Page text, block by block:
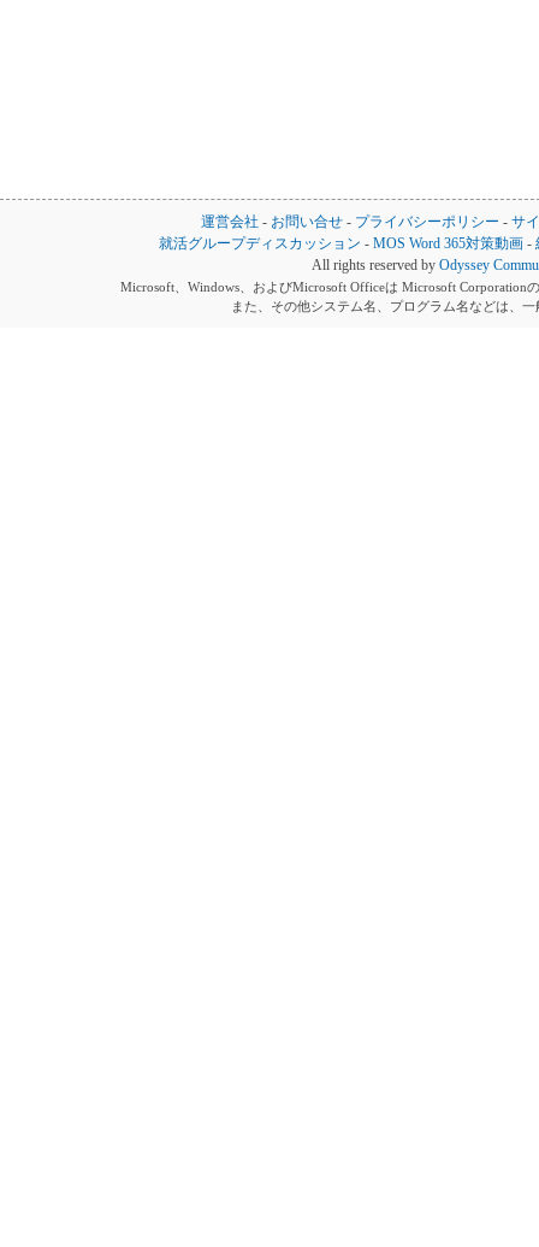
運営会社 - お問い合せ - プライバシーポリシー - サ
就活グループディスカッション -MOS Word 365対策動画 -
All rights reserved by Odyssey
Microsoft、Windows、およびMicrosoft Officeは Microsoft Corporation
また、その他システム名、プログラム名などは、